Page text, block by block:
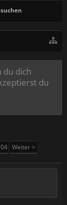
du dich
du
Weiter >